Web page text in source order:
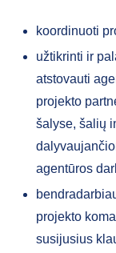
koordinuoti
užtikrinti ir
atstovauti
projekto
šalyse, šalių
agentūros
projekto
susijusius